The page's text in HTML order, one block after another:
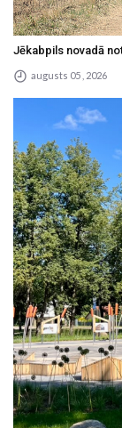
Jēkabpils novadā
augusts 05 , 2026